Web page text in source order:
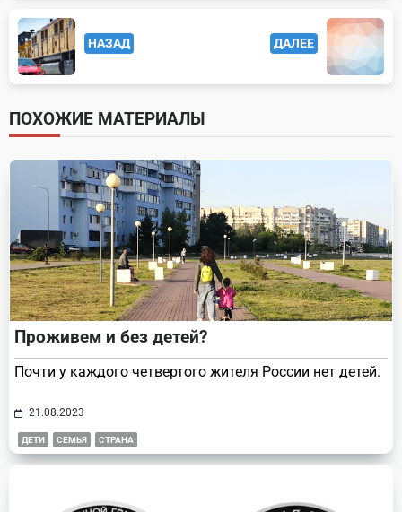
<span
class="nav-
subtitle
screen-
reader-
text">Page</span>
НАЗАД ДАЛЕЕ
ПОХОЖИЕ МАТЕРИАЛЫ
Проживем и без детей?
Почти у каждого четвертого жителя России нет детей.
21.08.2023
ДЕТИ СЕМЬЯ СТРАНА